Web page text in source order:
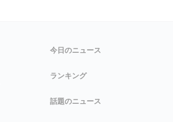
今日のニュース
ランキング
話題のニュース